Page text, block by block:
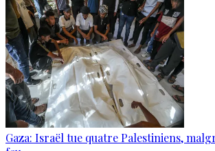
Gaza: Israël tue quatre Palestiniens,